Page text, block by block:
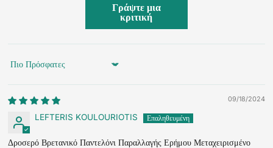
Γράψτε μια
κριτική
Sort by
09/18/2024
LEFTERIS KOULOURIOTIS
Δροσερό Βρετανικό Παντελόνι Παραλλαγής Ερήμου Μεταχειρισμένο